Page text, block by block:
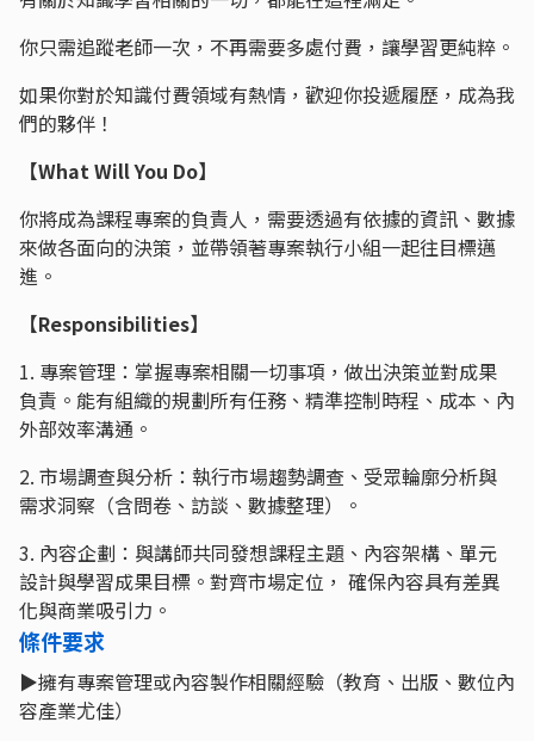
你只需追蹤老師一次，不再需要多處付費，讓學習更純粹。
如果你對於知識付費領域有熱情，歡迎你投遞履歷，成為我
們的夥伴！
【What Will You Do】
你將成為課程專案的負責人，需要透過有依據的資訊、數據
來做各面向的決策，並帶領著專案執行小組一起往目標邁
進。
【Responsibilities】
1. 專案管理：掌握專案相關一切事項，做出決策並對成果
負責。能有組織的規劃所有任務、精準控制時程、成本、內
外部效率溝通。
2. 市場調查與分析：執行市場趨勢調查、受眾輪廓分析與
需求洞察（含問卷、訪談、數據整理）。
3. 內容企劃：與講師共同發想課程主題、內容架構、單元
設計與學習成果目標。對齊市場定位， 確保內容具有差異
化與商業吸引力。
條件要求
▶︎擁有專案管理或內容製作相關經驗（教育、出版、數位內
容產業尤佳）